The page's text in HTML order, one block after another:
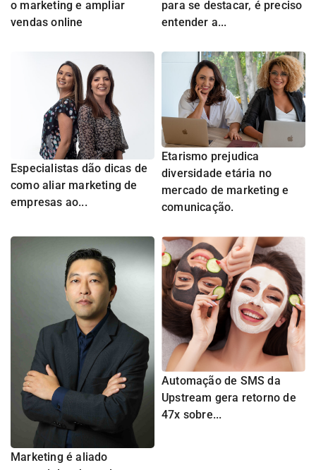
o marketing e ampliar
vendas online
para se destacar, é preciso
entender a...
Especialistas dão dicas de
como aliar marketing de
empresas ao...
Etarismo prejudica
diversidade etária no
mercado de marketing e
comunicação.
Marketing é aliado
Automação de SMS da
Upstream gera retorno de
47x sobre...